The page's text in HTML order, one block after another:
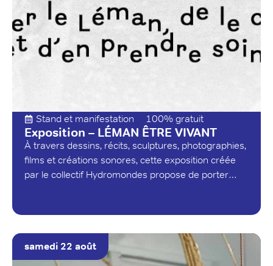
Stand et manifestation 100% gratuit
Exposition – LÉMAN ÊTRE VIVANT
À travers dessins, récits, sculptures, photographies,
films et créations sonores, cette exposition créée
par le collectif Hydromondes propose de porter…
samedi 22 août